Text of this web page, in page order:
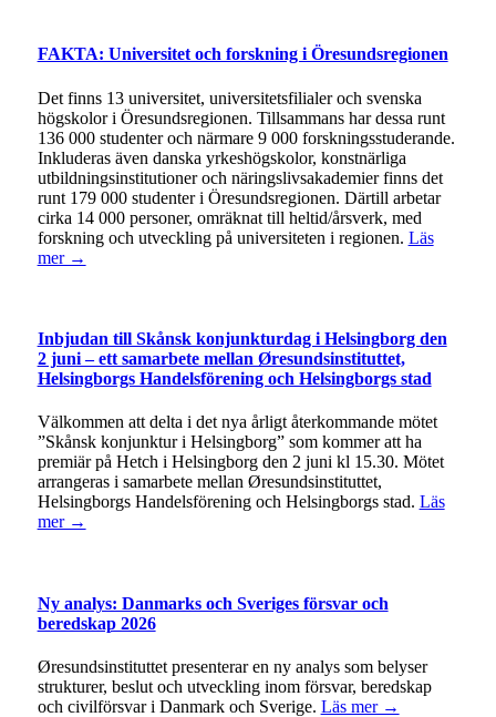
FAKTA: Universitet och forskning i Öresundsregionen
Det finns 13 universitet, universitetsfilialer och svenska
högskolor i Öresundsregionen. Tillsammans har dessa runt
136 000 studenter och närmare 9 000 forskningsstuderande.
Inkluderas även danska yrkeshögskolor, konstnärliga
utbildningsinstitutioner och näringslivsakademier finns det
runt 179 000 studenter i Öresundsregionen. Därtill arbetar
cirka 14 000 personer, omräknat till heltid/årsverk, med
forskning och utveckling på universiteten i regionen. Läs
mer →
Inbjudan till Skånsk konjunkturdag i Helsingborg den
2 juni – ett samarbete mellan Øresundsinstituttet,
Helsingborgs Handelsförening och Helsingborgs stad
Välkommen att delta i det nya årligt återkommande mötet
”Skånsk konjunktur i Helsingborg” som kommer att ha
premiär på Hetch i Helsingborg den 2 juni kl 15.30. Mötet
arrangeras i samarbete mellan Øresundsinstituttet,
Helsingborgs Handelsförening och Helsingborgs stad. Läs
mer →
Ny analys: Danmarks och Sveriges försvar och
beredskap 2026
Øresundsinstituttet presenterar en ny analys som belyser
strukturer, beslut och utveckling inom försvar, beredskap
och civilförsvar i Danmark och Sverige. Läs mer →